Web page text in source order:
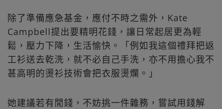
除了準備應急基金，應付不時之需外，Kate
Campbell提出要精明花錢，讓日常起居更為輕
鬆，壓力下降，生活愉快。「例如我這個禮拜把返
工衫送去乾洗，就不必自己手洗，亦不用擔心我不
甚高明的燙衫技術會把衣服燙爛。」
她建議若有閒錢，不妨挑一件雜務，嘗試用錢解